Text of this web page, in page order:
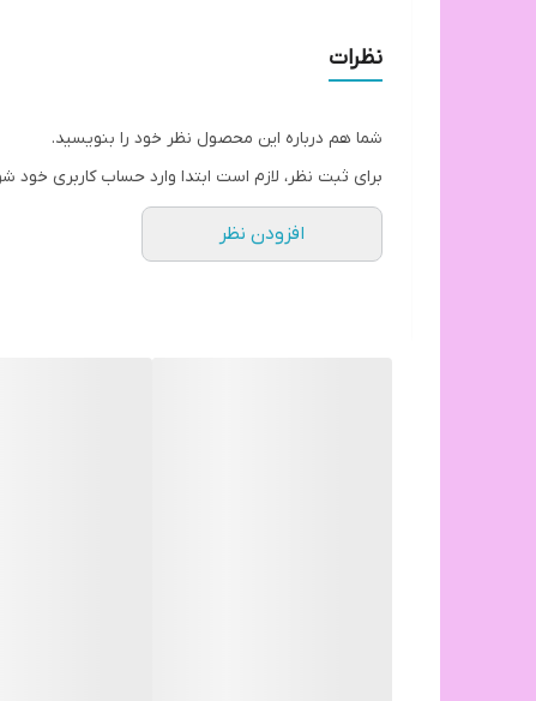
نظرات
شما هم درباره این محصول نظر خود را بنویسید.
برای ثبت نظر، لازم است ابتدا وارد حساب کاربری خود
افزودن نظر